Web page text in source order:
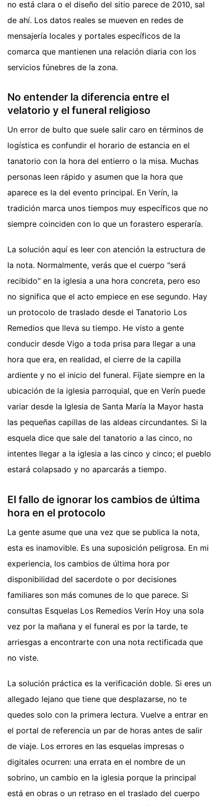
no está clara o el diseño del sitio parece de 2010, sal
de ahí. Los datos reales se mueven en redes de
mensajería locales y portales específicos de la
comarca que mantienen una relación diaria con los
servicios fúnebres de la zona.
No entender la diferencia entre el
velatorio y el funeral religioso
Un error de bulto que suele salir caro en términos de
logística es confundir el horario de estancia en el
tanatorio con la hora del entierro o la misa. Muchas
personas leen rápido y asumen que la hora que
aparece es la del evento principal. En Verín, la
tradición marca unos tiempos muy específicos que no
siempre coinciden con lo que un forastero esperaría.
La solución aquí es leer con atención la estructura de
la nota. Normalmente, verás que el cuerpo "será
recibido" en la iglesia a una hora concreta, pero eso
no significa que el acto empiece en ese segundo. Hay
un protocolo de traslado desde el Tanatorio Los
Remedios que lleva su tiempo. He visto a gente
conducir desde Vigo a toda prisa para llegar a una
hora que era, en realidad, el cierre de la capilla
ardiente y no el inicio del funeral. Fíjate siempre en la
ubicación de la iglesia parroquial, que en Verín puede
variar desde la Iglesia de Santa María la Mayor hasta
las pequeñas capillas de las aldeas circundantes. Si la
esquela dice que sale del tanatorio a las cinco, no
intentes llegar a la iglesia a las cinco y cinco; el pueblo
estará colapsado y no aparcarás a tiempo.
El fallo de ignorar los cambios de última
hora en el protocolo
La gente asume que una vez que se publica la nota,
esta es inamovible. Es una suposición peligrosa. En mi
experiencia, los cambios de última hora por
disponibilidad del sacerdote o por decisiones
familiares son más comunes de lo que parece. Si
consultas Esquelas Los Remedios Verín Hoy una sola
vez por la mañana y el funeral es por la tarde, te
arriesgas a encontrarte con una nota rectificada que
no viste.
La solución práctica es la verificación doble. Si eres un
allegado lejano que tiene que desplazarse, no te
quedes solo con la primera lectura. Vuelve a entrar en
el portal de referencia un par de horas antes de salir
de viaje. Los errores en las esquelas impresas o
digitales ocurren: una errata en el nombre de un
sobrino, un cambio en la iglesia porque la principal
está en obras o un retraso en el traslado del cuerpo